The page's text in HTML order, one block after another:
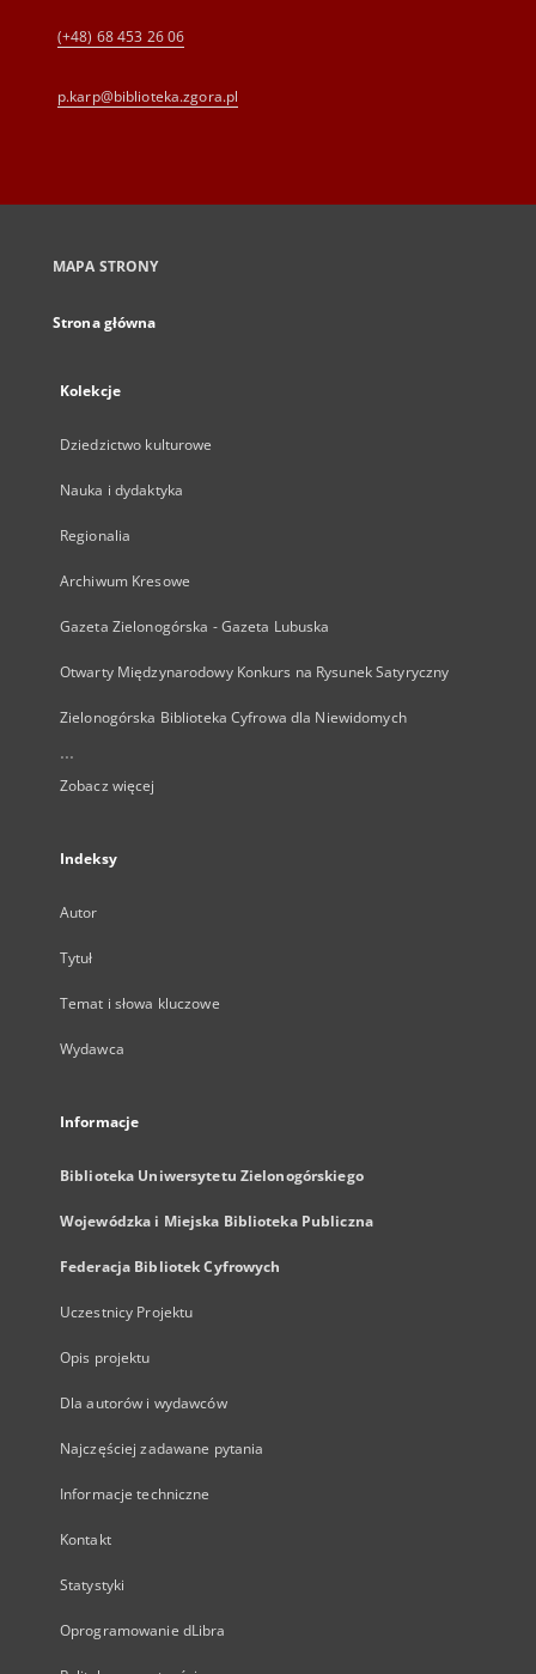
(+48) 68 453 26 06
p.karp@biblioteka.zgora.pl
MAPA STRONY
Strona główna
Kolekcje
Dziedzictwo kulturowe
Nauka i dydaktyka
Regionalia
Archiwum Kresowe
Gazeta Zielonogórska - Gazeta Lubuska
Otwarty Międzynarodowy Konkurs na Rysunek Satyryczny
Zielonogórska Biblioteka Cyfrowa dla Niewidomych
...
Zobacz więcej
Indeksy
Autor
Tytuł
Temat i słowa kluczowe
Wydawca
Informacje
Biblioteka Uniwersytetu Zielonogórskiego
Wojewódzka i Miejska Biblioteka Publiczna
Federacja Bibliotek Cyfrowych
Uczestnicy Projektu
Opis projektu
Dla autorów i wydawców
Najczęściej zadawane pytania
Informacje techniczne
Kontakt
Statystyki
Oprogramowanie dLibra